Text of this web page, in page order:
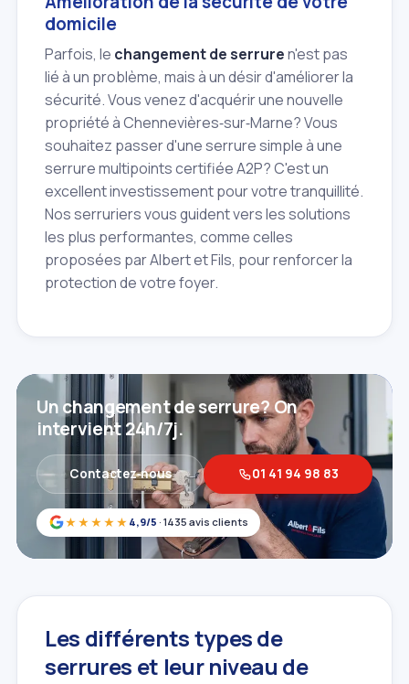
domicile
Parfois, le changement de serruren'est pas
lié à un problème, mais à un désir d'améliorer la
sécurité. Vous venez d'acquérir une nouvelle
propriété à Chennevières‑sur‑Marne? Vous
souhaitez passer d'une serrure simple à une
serrure multipoints certifiée A2P? C'est un
excellent investissement pour votre tranquillité.
Nos serruriers vous guident vers les solutions
les plus performantes, comme celles
proposées par Albert et Fils, pour renforcer la
protection de votre foyer.
★★★★★ 4,9/5 · 1435 avis clients
Un changement de serrure? On
intervient 24h/7j.
Contactez‑nous 01 41 94 98 83
Les différents types de
serrures et leur niveau de